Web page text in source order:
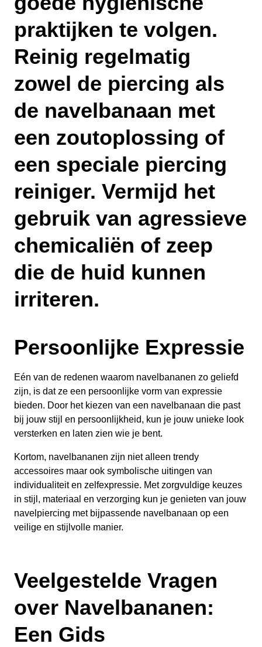
praktijken te volgen.
Reinig regelmatig
zowel de piercing als
de navelbanaan met
een zoutoplossing of
een speciale piercing
reiniger. Vermijd het
gebruik van agressieve
chemicaliën of zeep
die de huid kunnen
irriteren.
Persoonlijke Expressie
Eén van de redenen waarom navelbananen zo geliefd
zijn, is dat ze een persoonlijke vorm van expressie
bieden. Door het kiezen van een navelbanaan die past
bij jouw stijl en persoonlijkheid, kun je jouw unieke look
versterken en laten zien wie je bent.
Kortom, navelbananen zijn niet alleen trendy
accessoires maar ook symbolische uitingen van
individualiteit en zelfexpressie. Met zorgvuldige keuzes
in stijl, materiaal en verzorging kun je genieten van jouw
navelpiercing met bijpassende navelbanaan op een
veilige en stijlvolle manier.
Veelgestelde Vragen
over Navelbananen:
Een Gids